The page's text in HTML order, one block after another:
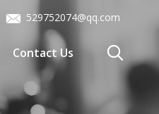
Contact Us
529752074@qq.com